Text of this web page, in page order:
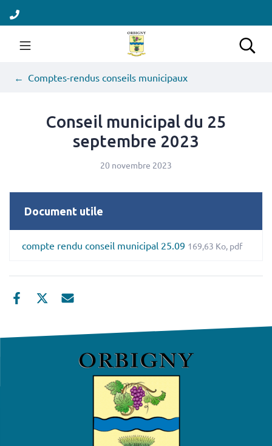
Aller
au
contenu
Site officiel de la
Comptes-rendus conseils municipaux
Conseil municipal du 25
septembre 2023
20 novembre 2023
Document utile
compte rendu conseil municipal 25.09 169,63 Ko, pdf